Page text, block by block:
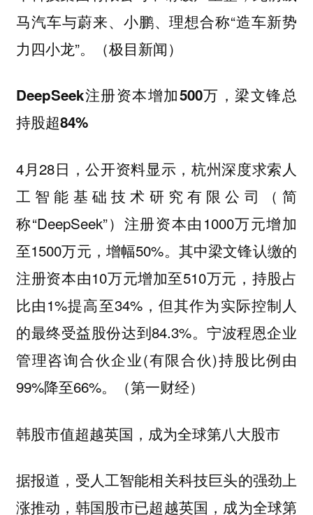
马汽车与蔚来、小鹏、理想合称“造车新势
力四小龙”。（极目新闻）
DeepSeek注册资本增加500万，梁文锋总
持股超84%
4月28日，公开资料显示，杭州深度求索人
工智能基础技术研究有限公司（简
称“DeepSeek”）注册资本由1000万元增加
至1500万元，增幅50%。其中梁文锋认缴的
注册资本由10万元增加至510万元，持股占
比由1%提高至34%，但其作为实际控制人
的最终受益股份达到84.3%。宁波程恩企业
管理咨询合伙企业(有限合伙)持股比例由
99%降至66%。（第一财经）
韩股市值超越英国，成为全球第八大股市
据报道，受人工智能相关科技巨头的强劲上
涨推动，韩国股市已超越英国，成为全球第